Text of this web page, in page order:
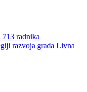
radnika
razvoja grada Livna